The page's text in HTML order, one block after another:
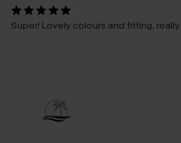
Super! Lovely colours and fitting,